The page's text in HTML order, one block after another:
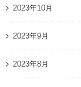
2023年10月
2023年9月
2023年8月